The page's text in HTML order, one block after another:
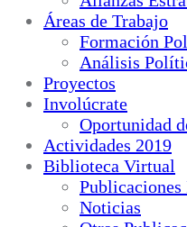
Áreas de Trabajo
Formación
Análisis
Proyectos
Involúcrate
Oportunidad
Actividades 2019
Biblioteca Virtual
Publicaciones
Noticias